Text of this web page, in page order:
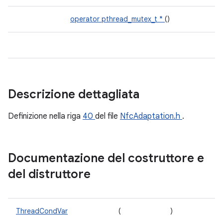
operator pthread_mutex_t * ()
Descrizione dettagliata
Definizione nella riga 40 del file NfcAdaptation.h .
Documentazione del costruttore e
del distruttore
ThreadCondVar ( )